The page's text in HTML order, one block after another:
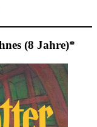
(8 Jahre)*